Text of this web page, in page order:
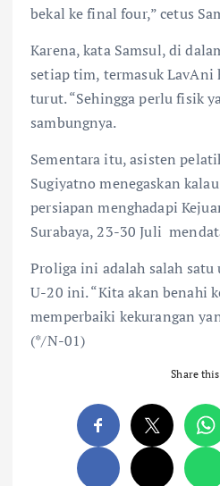
bekal ke final four,” cetus
Karena, kata Samsul, di
setiap tim, termasuk
turut. “Sehingga perlu fisik
sambungnya.
Sementara itu, asisten
Sugiyatno menegaskan
persiapan menghadapi
Surabaya, 23-30 Juli
Proliga ini adalah salah
U-20 ini. “Kita akan benahi
memperbaiki kekurangan
(*/N-01)
Share